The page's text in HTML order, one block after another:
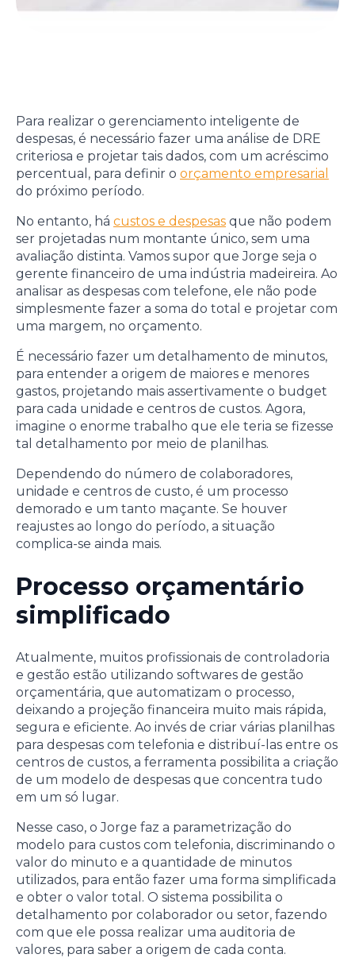
Para realizar o gerenciamento inteligente de
despesas, é necessário fazer uma análise de DRE
criteriosa e projetar tais dados, com um acréscimo
percentual, para definir o orçamento empresarial
do próximo período.
No entanto, há custos e despesas que não podem
ser projetadas num montante único, sem uma
avaliação distinta. Vamos supor que Jorge seja o
gerente financeiro de uma indústria madeireira. Ao
analisar as despesas com telefone, ele não pode
simplesmente fazer a soma do total e projetar com
uma margem, no orçamento.
É necessário fazer um detalhamento de minutos,
para entender a origem de maiores e menores
gastos, projetando mais assertivamente o budget
para cada unidade e centros de custos. Agora,
imagine o enorme trabalho que ele teria se fizesse
tal detalhamento por meio de planilhas.
Dependendo do número de colaboradores,
unidade e centros de custo, é um processo
demorado e um tanto maçante. Se houver
reajustes ao longo do período, a situação
complica-se ainda mais.
Processo orçamentário
simplificado
Atualmente, muitos profissionais de controladoria
e gestão estão utilizando softwares de gestão
orçamentária, que automatizam o processo,
deixando a projeção financeira muito mais rápida,
segura e eficiente. Ao invés de criar várias planilhas
para despesas com telefonia e distribuí-las entre os
centros de custos, a ferramenta possibilita a criação
de um modelo de despesas que concentra tudo
em um só lugar.
Nesse caso, o Jorge faz a parametrização do
modelo para custos com telefonia, discriminando o
valor do minuto e a quantidade de minutos
utilizados, para então fazer uma forma simplificada
e obter o valor total. O sistema possibilita o
detalhamento por colaborador ou setor, fazendo
com que ele possa realizar uma auditoria de
valores, para saber a origem de cada conta.